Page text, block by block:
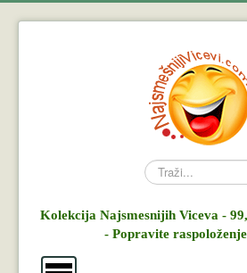
Search
Kolekcija Najsmesnijih Viceva -
- Popravite